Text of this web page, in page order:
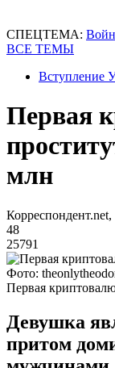
СПЕЦТЕМА:
ВСЕ ТЕМЫ
Вступление
Первая
млн
48
25791
Фото:
Первая
Девушка
притом